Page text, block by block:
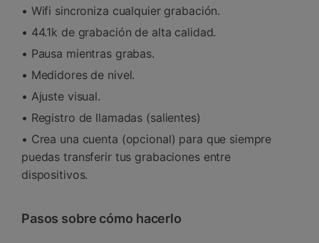
• Wifi sincroniza cualquier grabación.
• 44.1k de grabación de alta calidad.
• Pausa mientras grabas.
• Medidores de nivel.
• Ajuste visual.
• Registro de llamadas (salientes)
• Crea una cuenta (opcional) para que siempre
puedas transferir tus grabaciones entre
dispositivos.
Pasos sobre cómo hacerlo